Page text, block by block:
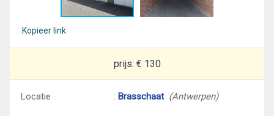
Kopieer link
prijs: € 130
Locatie : Brasschaat (Antwerpen)